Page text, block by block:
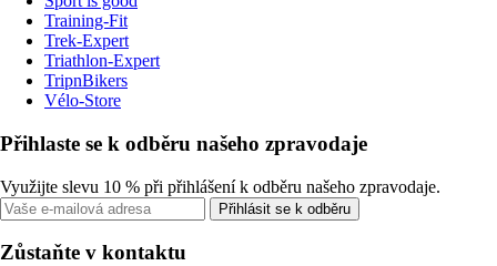
Training-Fit
Trek-Expert
Triathlon-Expert
TripnBikers
Vélo-Store
Přihlaste se k odběru našeho zpravodaje
Využijte slevu 10 % při přihlášení k odběru našeho zpravodaje.
Přihlásit se k odběru
Zůstaňte v kontaktu